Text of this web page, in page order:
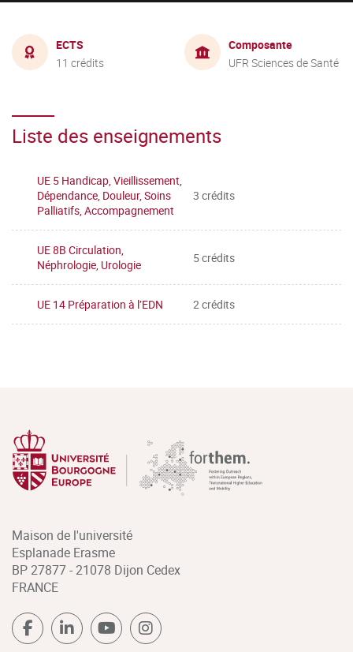
ECTS
11 crédits
Composante
UFR Sciences de Santé
Liste des enseignements
UE 5 Handicap, Vieillissement,
Dépendance, Douleur, Soins
Palliatifs, Accompagnement
3 crédits
UE 8B Circulation,
Néphrologie, Urologie
5 crédits
UE 14 Préparation à l’EDN 2 crédits
Maison de l'université
Esplanade Erasme
BP 27877 - 21078 Dijon Cedex
FRANCE